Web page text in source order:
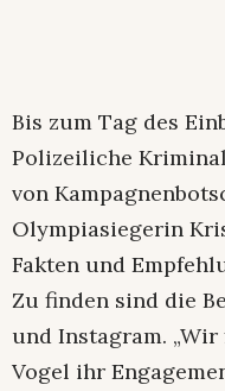
Bis zum Tag des
Polizeiliche
von
Olympiasiegerin
Fakten und
Zu finden sind die
und Instagram.
Vogel ihr